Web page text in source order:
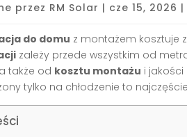
przez RM Solar | cze 15, 2026 |
do domu z montażem kosztuje
zależy przede wszystkim od
także od kosztu montażu i
tylko na chłodzenie to najczęściej